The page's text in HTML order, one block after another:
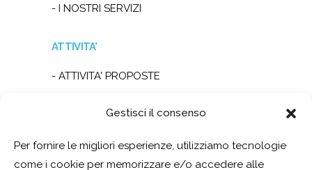
Gestisci il consenso
Per fornire le migliori esperienze, utilizziamo tecnologie
come i cookie per memorizzare e/o accedere alle
- I NOSTRI SERVIZI
ATTIVITA'
- ATTIVITA' PROPOSTE